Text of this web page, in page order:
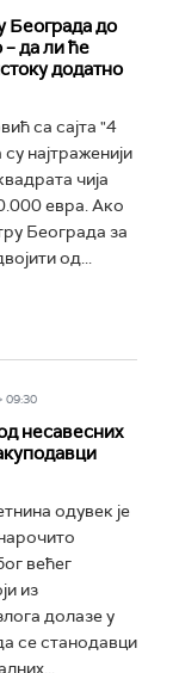
Београда до
да ли ће
додатно
са сајта "4
најтраженији
чија
евра. Ако
Београда за
од...
09:30
несавесних
одувек је
већег
из
долазе у
се станодавци